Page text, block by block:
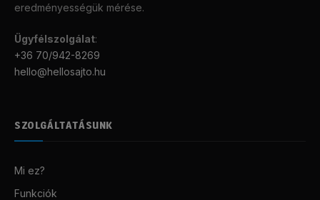
eredményességük mérése.
Ügyfélszolgálat:
+36 70/942-8269
hello@hellosajto.hu
SZOLGÁLTATÁSUNK
Mi ez?
Funkciók